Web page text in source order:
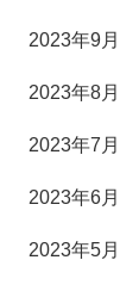
2023年9月
2023年8月
2023年7月
2023年6月
2023年5月